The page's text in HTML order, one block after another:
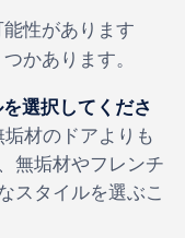
能性があります
かあります。
選択してくださ
材のドアよりも
無垢材やフレンチ
スタイルを選ぶこ